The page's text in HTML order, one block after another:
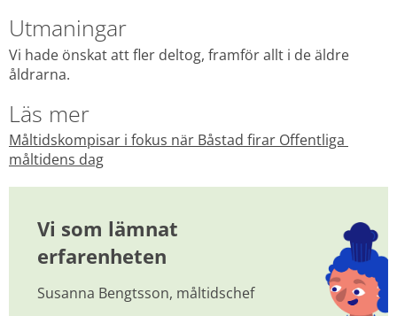
Utmaningar
Vi hade önskat att fler deltog, framför allt i de äldre
åldrarna.
Läs mer
Måltidskompisar i fokus när Båstad firar Offentliga
måltidens dag
Vi som lämnat
erfarenheten
Susanna Bengtsson, måltidschef